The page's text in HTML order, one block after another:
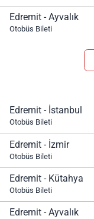
Edremit - Ayvalık
Otobüs Bileti
Edremit - İstanbul
Otobüs Bileti
Edremit - İzmir
Otobüs Bileti
Edremit - Kütahya
Otobüs Bileti
Edremit - Ayvalık